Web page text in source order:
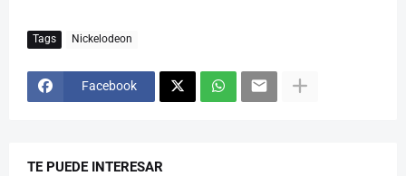
Tags Nickelodeon
Facebook
TE PUEDE INTERESAR